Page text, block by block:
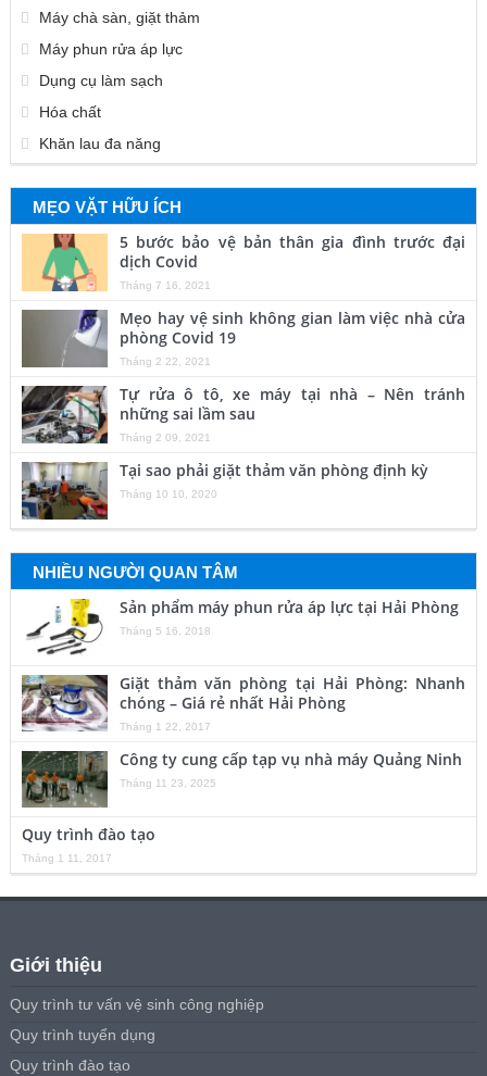
Máy chà sàn, giặt thảm
Máy phun rửa áp lực
Dụng cụ làm sạch
Hóa chất
Khăn lau đa năng
MẸO VẶT HỮU ÍCH
5 bước bảo vệ bản thân gia đình trước đại
dịch Covid
Tháng 7 16, 2021
Mẹo hay vệ sinh không gian làm việc nhà cửa
phòng Covid 19
Tháng 2 22, 2021
Tự rửa ô tô, xe máy tại nhà – Nên tránh
những sai lầm sau
Tháng 2 09, 2021
Tại sao phải giặt thảm văn phòng định kỳ
Tháng 10 10, 2020
NHIỀU NGƯỜI QUAN TÂM
Sản phẩm máy phun rửa áp lực tại Hải Phòng
Tháng 5 16, 2018
Giặt thảm văn phòng tại Hải Phòng: Nhanh
chóng – Giá rẻ nhất Hải Phòng
Tháng 1 22, 2017
Công ty cung cấp tạp vụ nhà máy Quảng Ninh
Tháng 11 23, 2025
Quy trình đào tạo
Tháng 1 11, 2017
Giới thiệu
Quy trình tư vấn vệ sinh công nghiệp
Quy trình tuyển dụng
Quy trình đào tạo